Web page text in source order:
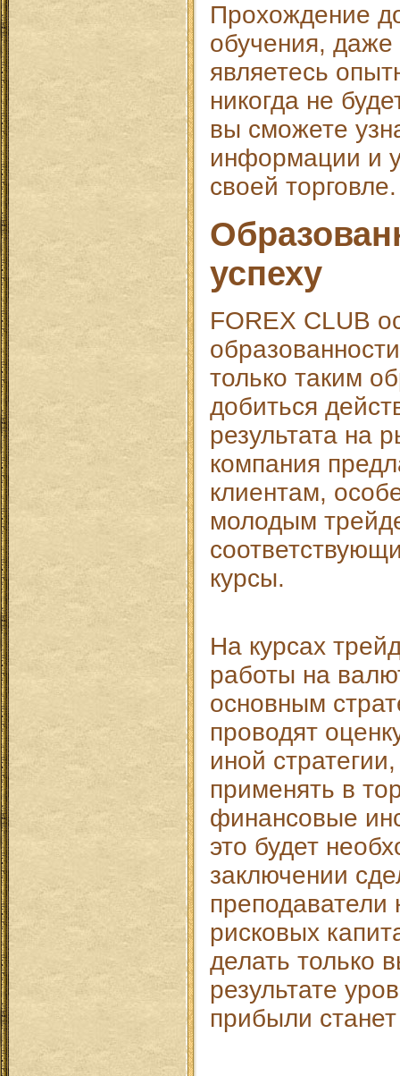
Прохождение
обучения,
являетесь
никогда не
вы сможете
информации и
своей торговле.
успеху
FOREX CLUB
только таким
добиться
результата на
компания
клиентам,
молодым
курсы.
На курсах
работы на
основным
проводят
иной
применять в
финансовые
это будет
заключении
преподаватели
рисковых
делать только
результате
прибыли